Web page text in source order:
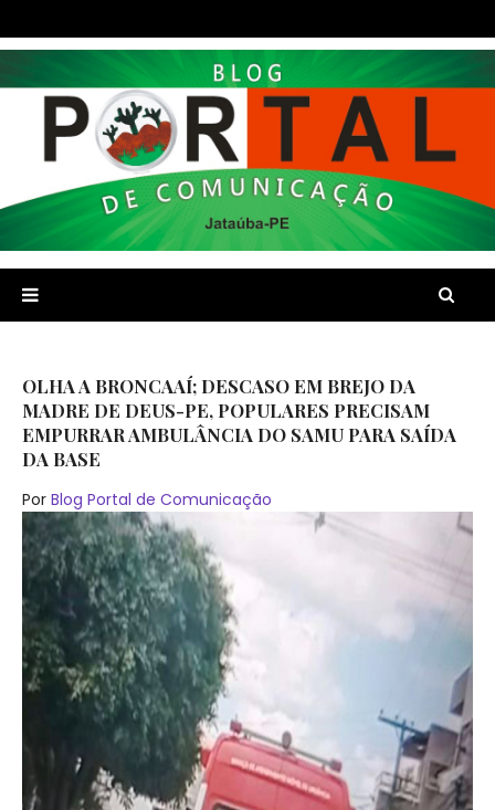
OLHA A BRONCAAÍ; DESCASO EM BREJO DA
MADRE DE DEUS-PE, POPULARES PRECISAM
EMPURRAR AMBULÂNCIA DO SAMU PARA SAÍDA
DA BASE
Por Blog Portal de Comunicação